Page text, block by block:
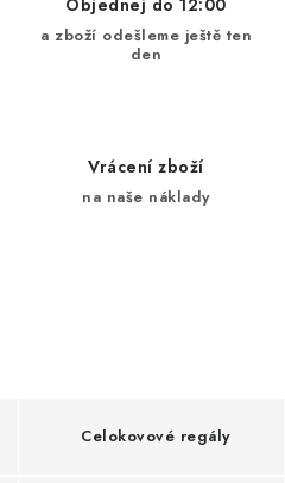
Objednej do 12:00
a zboží odešleme ještě ten
den
Vrácení zboží
na naše náklady
Celokovové regály